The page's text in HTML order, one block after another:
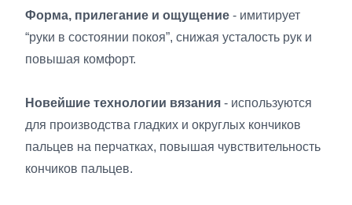
Форма, прилегание и ощущение - имитирует
“руки в состоянии покоя”, снижая усталость рук и
повышая комфорт.
Новейшие технологии вязания - используются
для производства гладких и округлых кончиков
пальцев на перчатках, повышая чувствительность
кончиков пальцев.